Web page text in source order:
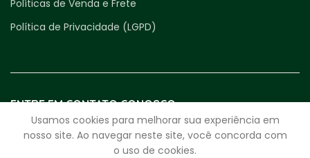
Políticas de Venda e Frete
Política de Privacidade (LGPD)
ENTRE EM CONTATO CONOSCO
WhatsApp:(17) 4009-3999
Usamos cookies para melhorar sua experiência em
nosso site. Ao navegar neste site, você concorda com
o uso de cookies.